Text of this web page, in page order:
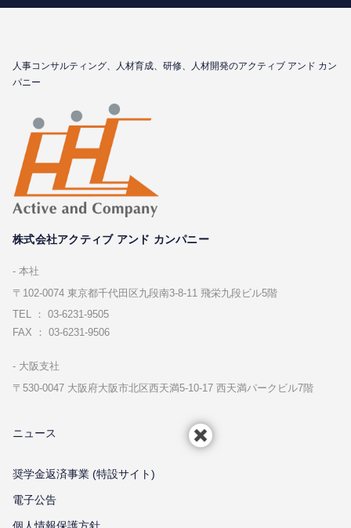
⼈事コンサルティング、⼈材育成、研修、⼈材開発のアクティブ アンド カン
パニー
株式会社アクティブ アンド カンパニー
本社
〒102-0074 東京都千代⽥区九段南3-8-11 飛栄九段ビル5階
TEL ： 03-6231-9505
FAX ： 03-6231-9506
⼤阪⽀社
〒530-0047 ⼤阪府⼤阪市北区⻄天満5-10-17 ⻄天満パークビル7階
ニュース
奨学金返済事業 (特設サイト)
電子公告